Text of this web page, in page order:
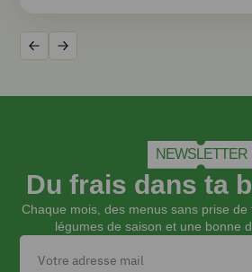
Précédent
Suivant
NEWSLETTER
Du frais dans ta
Chaque mois, des menus sans prise
légumes de saison et une bonne